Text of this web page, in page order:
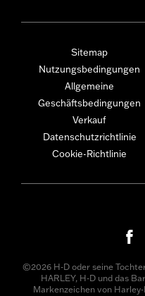
Sitemap
Nutzungsbedingungen
Allgemeine
Geschäftsbedingungen
Verkauf
Datenschutzrichtlinie
Cookie-Richtlinie
©2026 H-D oder seine
HARLEY, H-D und das
Markenzeichen von